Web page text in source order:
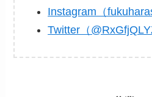
Instagram（
Twitter（